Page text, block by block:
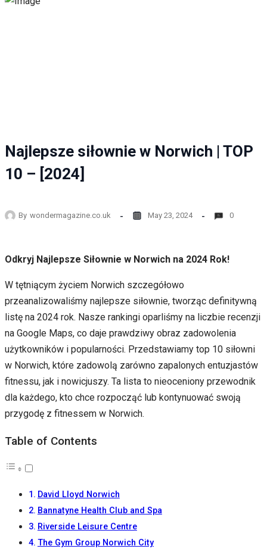
Najlepsze siłownie w Norwich | TOP
10 – [2024]
By wondermagazine.co.uk May 23, 2024 0
Odkryj Najlepsze Siłownie w Norwich na 2024 Rok!
W tętniącym życiem Norwich szczegółowo
przeanalizowaliśmy najlepsze siłownie, tworząc definitywną
listę na 2024 rok. Nasze rankingi oparliśmy na liczbie recenzji
na Google Maps, co daje prawdziwy obraz zadowolenia
użytkowników i popularności. Przedstawiamy top 10 siłowni
w Norwich, które zadowolą zarówno zapalonych entuzjastów
fitnessu, jak i nowicjuszy. Ta lista to nieoceniony przewodnik
dla każdego, kto chce rozpocząć lub kontynuować swoją
przygodę z fitnessem w Norwich.
Table of Contents
David Lloyd Norwich
Bannatyne Health Club and Spa
Riverside Leisure Centre
The Gym Group Norwich City